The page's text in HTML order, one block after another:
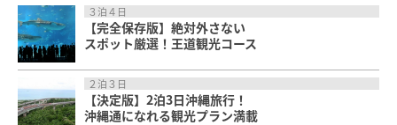
３泊４日
【完全保存版】絶対外さない
スポット厳選！王道観光コース
２泊３日
【決定版】2泊3日沖縄旅行！
沖縄通になれる観光プラン満載